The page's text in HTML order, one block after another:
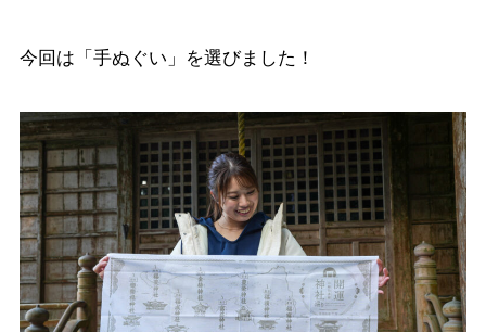
今回は「手ぬぐい」を選びました！